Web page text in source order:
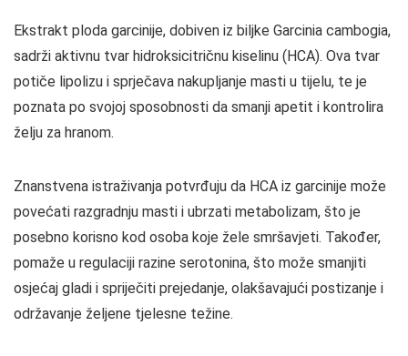
Ekstrakt ploda garcinije, dobiven iz biljke Garcinia cambogia,
sadrži aktivnu tvar hidroksicitričnu kiselinu (HCA). Ova tvar
potiče lipolizu i sprječava nakupljanje masti u tijelu, te je
poznata po svojoj sposobnosti da smanji apetit i kontrolira
želju za hranom.
Znanstvena istraživanja potvrđuju da HCA iz garcinije može
povećati razgradnju masti i ubrzati metabolizam, što je
posebno korisno kod osoba koje žele smršavjeti. Također,
pomaže u regulaciji razine serotonina, što može smanjiti
osjećaj gladi i spriječiti prejedanje, olakšavajući postizanje i
održavanje željene tjelesne težine.